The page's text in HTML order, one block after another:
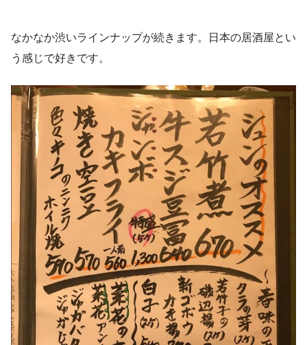
なかなか渋いラインナップが続きます。日本の居酒屋とい
う感じで好きです。